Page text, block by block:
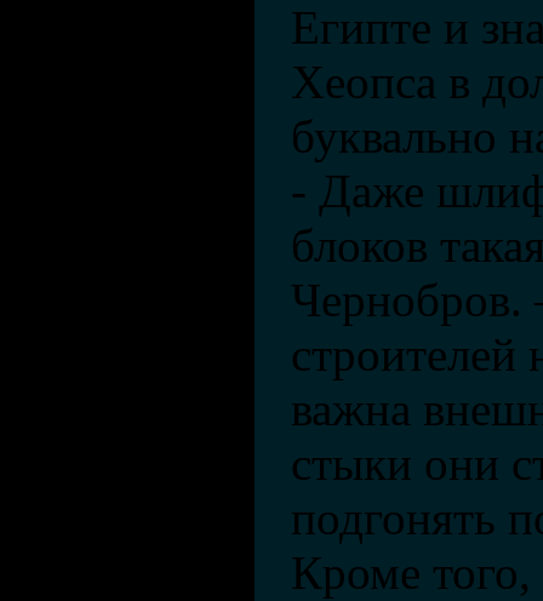
Египте и
Хеопса в
буквально
- Даже
блоков
Чернобров.
строителей
важна
стыки они
подгонять
Кроме